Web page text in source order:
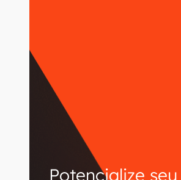
Potencialize